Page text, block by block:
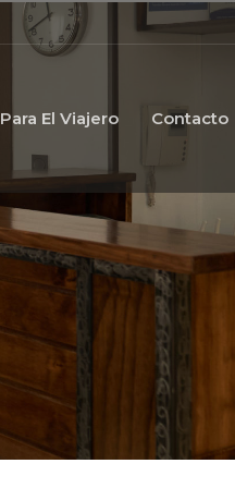
Para El Viajero Contacto